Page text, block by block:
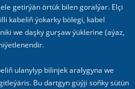
getirýän örtük bilen goralýar. Elçi
kabeliň ýokarky bölegi, kabel
we daşky gurşaw ýüklerine (aýaz,
ulanylyp bilinjek aralygyna we
Bu dartgyn güýji soňky sütün